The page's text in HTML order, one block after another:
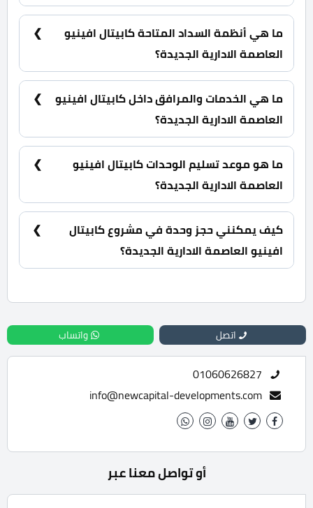
تبدأ الأسعار من 5,545,000 جنية.
ما هي أنظمة السداد المتاحة كابيتال افينيو
العاصمة الادارية الجديدة؟
10% مقدم الحجز كما يمكنك التقسيط للباقي علي
فترة تصل إلي 7 سنوات.
ما هي الخدمات والمرافق داخل كابيتال افينيو
العاصمة الادارية الجديدة؟
2 سلم كهربي، أفراد أمن، كاميرات مراقبة، جراج.
ما هو موعد تسليم الوحدات كابيتال افينيو
العاصمة الادارية الجديدة؟
سيتم استلام المشروع خلال 3 سنوات.
كيف يمكنني حجز وحدة في مشروع كابيتال
افينيو العاصمة الادارية الجديدة؟
للحجز والاستعلام تواصل معنا الان : 01060626827
اتصل واتساب
01060626827
info@newcapital-developments.com
أو تواصل معنا عبر